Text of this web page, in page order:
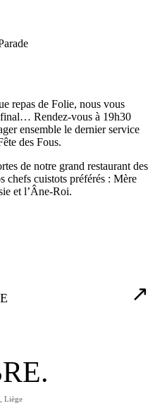
repas de Folie, nous vous
Rendez-vous à 19h30
ensemble le dernier service
des Fous.
de notre grand restaurant des
chefs cuistots préférés : Mère
et l’Âne-Roi.
↗
Liège